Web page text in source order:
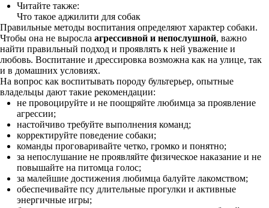
Читайте также:
Что такое аджилити для собак
Правильные методы воспитания определяют характер собаки.
Чтобы она не выросла агрессивной и непослушной, важно
найти правильный подход и проявлять к ней уважение и
любовь. Воспитание и дрессировка возможна как на улице, так
и в домашних условиях.
На вопрос как воспитывать породу бультерьер, опытные
владельцы дают такие рекомендации:
не провоцируйте и не поощряйте любимца за проявление
агрессии;
настойчиво требуйте выполнения команд;
корректируйте поведение собаки;
команды проговаривайте четко, громко и понятно;
за непослушание не проявляйте физическое наказание и не
повышайте на питомца голос;
за малейшие достижения любимца балуйте лакомством;
обеспечивайте псу длительные прогулки и активные
энергичные игры;